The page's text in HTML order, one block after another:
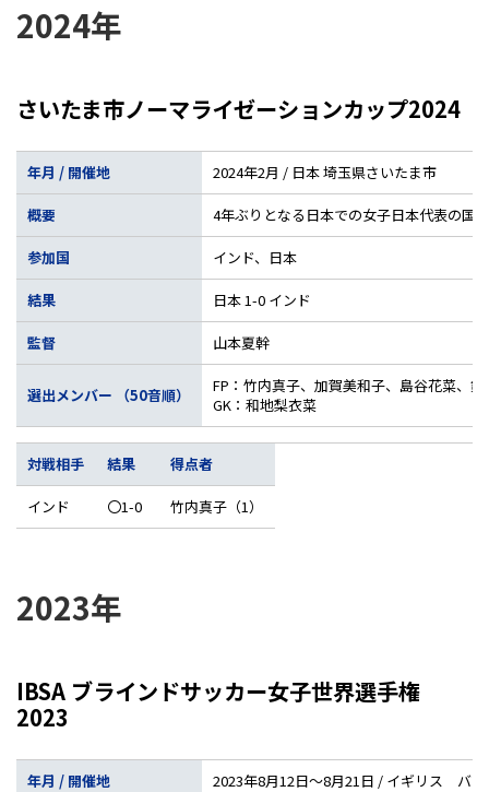
2024年
さいたま市ノーマライゼーションカップ2024
年月 / 開催地 2024年2月 / 日本 埼玉県さいたま市
概要 4年ぶりとなる日本での女子日本代表の国
参加国 インド、日本
結果 日本 1-0 インド
監督 山本夏幹
選出メンバー （50音順）
FP：竹内真子、加賀美和子、島谷花菜、
GK：和地梨衣菜
対戦相手 結果 得点者
インド 〇1-0 竹内真子（1）
2023年
IBSA ブラインドサッカー女子世界選手権
2023
年月 / 開催地 2023年8月12日～8月21日 / イギリス バー